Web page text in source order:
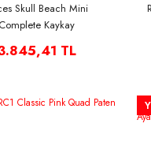
Skull Beach Mini
Complete Kaykay
TL